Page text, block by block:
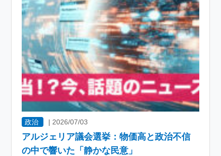
政治 | 2026/07/03
アルジェリア議会選挙：物価高と政治不信
の中で響いた「静かな民意」